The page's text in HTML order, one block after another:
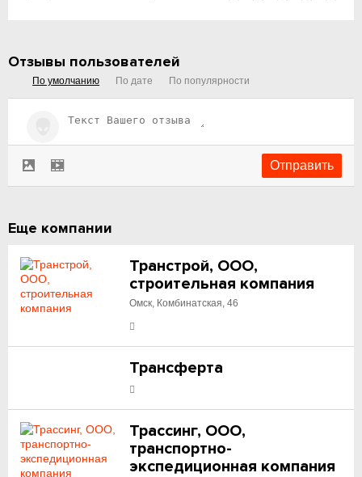
Отзывы пользователей
По умолчанию По дате По популярности
Еще компании
Транстрой, ООО,
строительная компания
Омск, Комбинатская, 46
Трансферта
Трассинг, ООО,
транспортно-
экспедиционная компания